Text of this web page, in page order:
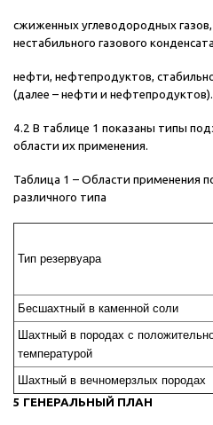
сжиженных углеводородных газов,
нестабильного газового
нефти, нефтепродуктов,
(далее – нефти и нефтепродуктов).
4.2 В таблице 1 показаны типы
области их применения.
Таблица 1 – Области применения
различного типа
Тип резервуара
Бесшахтный в каменной соли
Шахтный в породах с
температурой
Шахтный в вечномерзлых породах
5 ГЕНЕРАЛЬНЫЙ ПЛАН